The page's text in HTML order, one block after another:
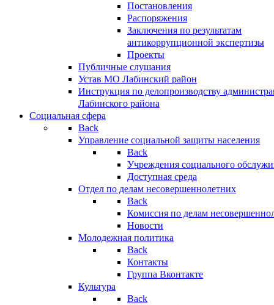
Постановления
Распоряжения
Заключения по результатам
антикоррупционной экспертизы
Проекты
Публичные слушания
Устав МО Лабинский район
Инструкция по делопроизводству
Лабинского района
Социальная сфера
Back
Управление социальной защиты населения
Back
Учреждения социального
Доступная среда
Отдел по делам несовершеннолетних
Back
Комиссия по делам
Новости
Молодежная политика
Back
Контакты
Группа Вконтакте
Культура
Back